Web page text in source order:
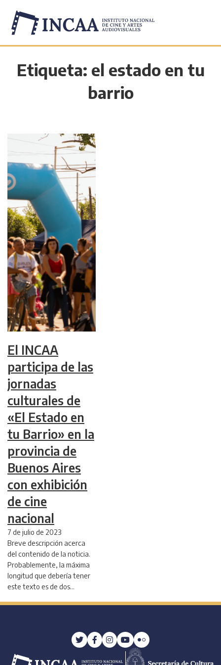
Etiqueta: el estado en tu
barrio
El INCAA
participa de las
jornadas
culturales de
«El Estado en
tu Barrio» en la
provincia de
Buenos Aires
con exhibición
de cine
nacional
7 de julio de 2023
Breve descripción acerca
del contenido de la noticia.
Probablemente, la máxima
longitud que debería tener
este texto es de dos…